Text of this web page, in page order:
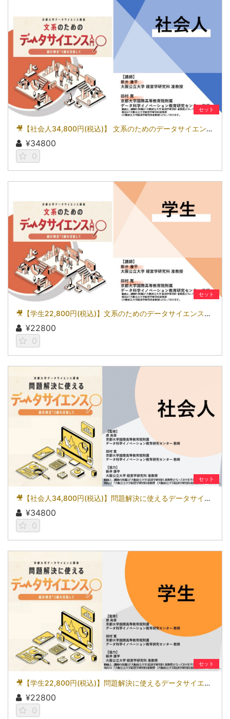
セット
🎥【社会人34,800円(税込)】 文系のためのデータサイエンス入門～統計検定(R)3級を目指して～［京都大学データサイエンス講座］（2026）
¥34800
0
セット
🎥【学生22,800円(税込)】文系のためのデータサイエンス入門～統計検定(R)3級を目指して～［京都大学データサイエンス講座］（2026）
¥22800
0
セット
🎥【社会人34,800円(税込)】問題解決に使えるデータサイエンス～統計検定(R)2級を目指して～［京都大学データサイエンス講座］（2026）
¥34800
0
セット
🎥【学生22,800円(税込)】問題解決に使えるデータサイエンス～統計検定(R)2級を目指して～［京都大学データサイエンス講座］（2026）
¥22800
0